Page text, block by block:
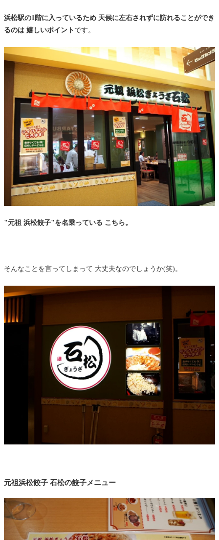
浜松駅の1階に入っているため 天候に左右されずに訪れることができ
るのは 嬉しいポイントです。
"元祖 浜松餃子"を名乗っている こちら。
そんなことを言ってしまって 大丈夫なのでしょうか(笑)。
元祖浜松餃子 石松の餃子メニュー